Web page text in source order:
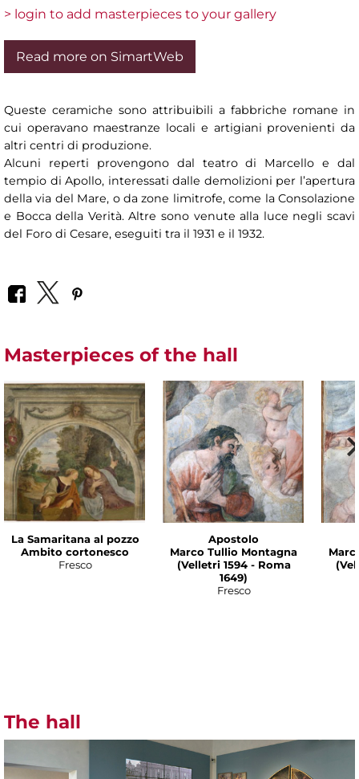
> login to add masterpieces to your gallery
Read more on SimartWeb
Queste ceramiche sono attribuibili a fabbriche romane in
cui operavano maestranze locali e artigiani provenienti da
altri centri di produzione.
Alcuni reperti provengono dal teatro di Marcello e dal
tempio di Apollo, interessati dalle demolizioni per l’apertura
della via del Mare, o da zone limitrofe, come la Consolazione
e Bocca della Verità. Altre sono venute alla luce negli scavi
del Foro di Cesare, eseguiti tra il 1931 e il 1932.
Masterpieces of the hall
La Samaritana al pozzo
Ambito cortonesco
Fresco
Apostolo
Marco Tullio Montagna
(Velletri 1594 - Roma
1649)
Fresco
The hall